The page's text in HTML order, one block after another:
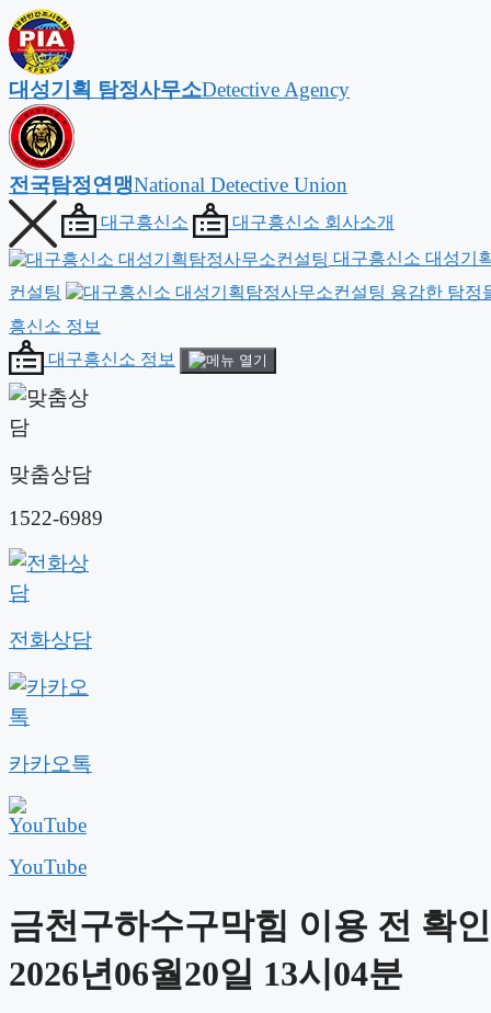
대성기획 탐정사무소Detective Agency
전국탐정연맹National Detective Union
대구흥신소
대구흥신소 회사소개
대구흥신소 대성기
컨설팅
용감한 탐정
흥신소 정보
대구흥신소 정보
맞춤상담
1522-6989
전화상담
카카오톡
YouTube
금천구하수구막힘 이용 전 확
2026년06월20일 13시04분